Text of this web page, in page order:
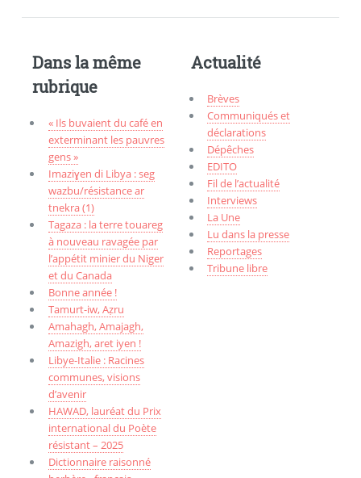
Dans la même
rubrique
« Ils buvaient du café en
exterminant les pauvres
gens »
Imaziɣen di Libya : seg
wazbu/résistance ar
tnekra (1)
Tagaza : la terre touareg
à nouveau ravagée par
l’appétit minier du Niger
et du Canada
Bonne année !
Tamurt-iw, Aẓru
Amahagh, Amajagh,
Amazigh, aret iyen !
Libye-Italie : Racines
communes, visions
d’avenir
HAWAD, lauréat du Prix
international du Poète
résistant – 2025
Dictionnaire raisonné
Actualité
Brèves
Communiqués et
déclarations
Dépêches
EDITO
Fil de l’actualité
Interviews
La Une
Lu dans la presse
Reportages
Tribune libre